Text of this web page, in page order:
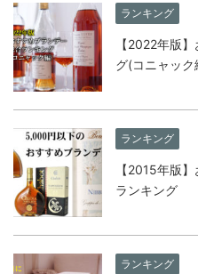
ランキング
【2022年版
グ(コニャック
ランキング
【2015年版
ランキング
ランキング